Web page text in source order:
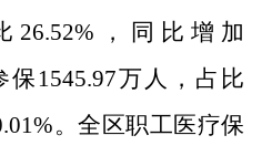
26.52% ，同比增加
保 1545.97万人，占比
%。全区职工医疗保